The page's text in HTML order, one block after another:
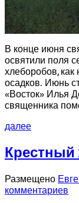
В конце июня
освятили поля
хлеборобов,
осадков. Июнь
«Восток» Илья
священника
далее
Крестный
Размещено
комментариев